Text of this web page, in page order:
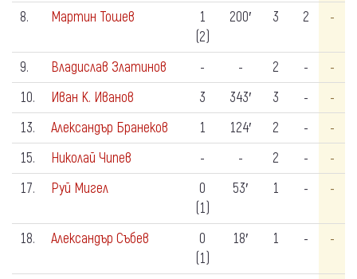
8.
Мартин Тошев
1
(2)
200′ 3 2 -
9. Владислав Златинов - - 2 -
-
10.
Иван К. Иванов 3 343′ 3 -
-
13.
Александър Бранеков 1 124′ 2 -
-
15.
Николай Чипев - - 2 -
-
17.
Руй Мигел
0
(1)
53′ 1 - -
18. Александър Събев
0
(1)
18′ 1 - -